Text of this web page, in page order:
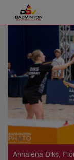
Annalena Diks,